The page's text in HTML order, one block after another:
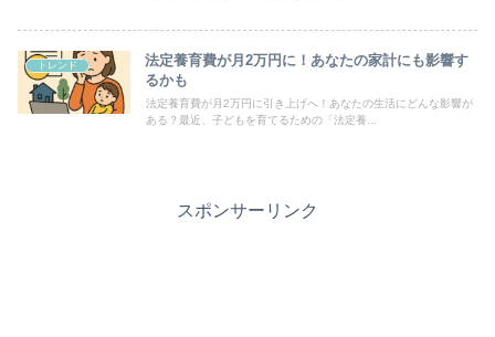
トレンド
法定養育費が月2万円に！あなたの家計にも影響す
るかも
法定養育費が月2万円に引き上げへ！あなたの生活にどんな影響が
ある？最近、子どもを育てるための「法定養...
スポンサーリンク